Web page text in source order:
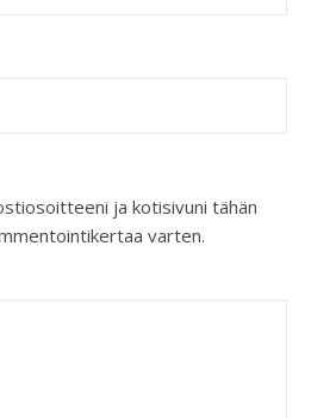
ja kotisivuni tähän
varten.